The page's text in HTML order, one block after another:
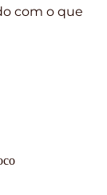
com o que